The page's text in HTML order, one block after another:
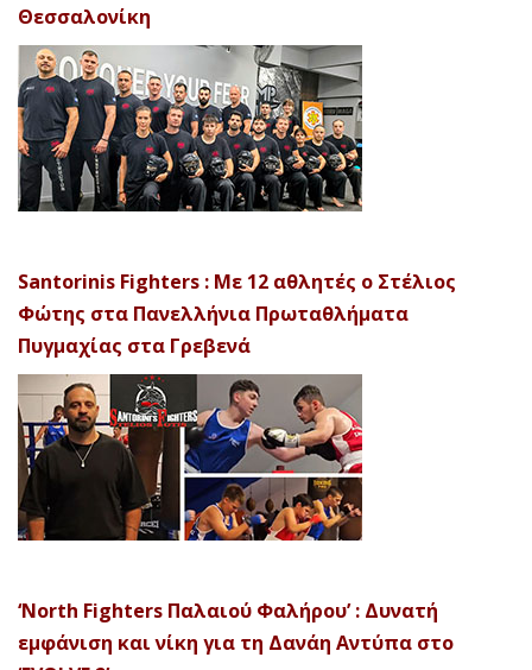
Θεσσαλονίκη
Santorinis Fighters : Με 12 αθλητές ο Στέλιος
Φώτης στα Πανελλήνια Πρωταθλήματα
Πυγμαχίας στα Γρεβενά
‘North Fighters Παλαιού Φαλήρου’ : Δυνατή
εμφάνιση και νίκη για τη Δανάη Αντύπα στο